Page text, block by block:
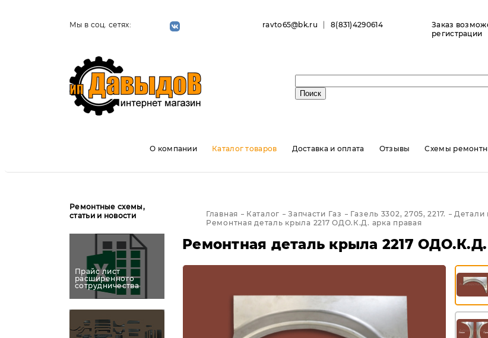
Мы в соц. сетях: ravto65@bk.ru 8(831)4290614
Заказ
регистрации
О компании Каталог товаров Доставка и оплата Отзывы Схемы
Ремонтные схемы,
статьи и новости
Прайс лист
расширенного
сотрудничества
Главная Каталог Запчасти Газ Газель 3302, 2705, 2217. Детали
Ремонтная деталь крыла 2217 ОДО.К.Д. арка правая
Ремонтная деталь крыла 2217 ОДО.К.Д.